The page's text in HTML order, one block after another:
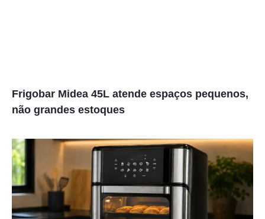
Frigobar Midea 45L atende espaços pequenos,
não grandes estoques